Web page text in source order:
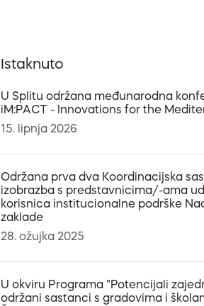
Istaknuto
U Splitu održana međunarodna
iM:PACT - Innovations for the
15. lipnja 2026
Održana prva dva Koordinacijska
izobrazba s predstavnicima/-ama
korisnica institucionalne podrške
zaklade
28. ožujka 2025
U okviru Programa "Potencijali
održani sastanci s gradovima i